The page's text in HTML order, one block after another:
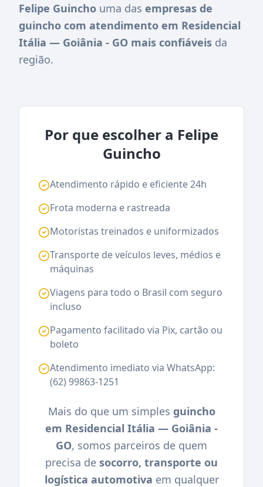
Felipe Guincho uma das empresas de
guincho com atendimento em Residencial
Itália — Goiânia - GO mais confiáveis da
região.
Por que escolher a Felipe
Guincho
Atendimento rápido e eficiente 24h
Frota moderna e rastreada
Motoristas treinados e uniformizados
Transporte de veículos leves, médios e
máquinas
Viagens para todo o Brasil com seguro
incluso
Pagamento facilitado via Pix, cartão ou
boleto
Atendimento imediato via WhatsApp:
(62) 99863-1251
Mais do que um simples guincho
em Residencial Itália — Goiânia -
GO, somos parceiros de quem
precisa de socorro, transporte ou
logística automotiva em qualquer